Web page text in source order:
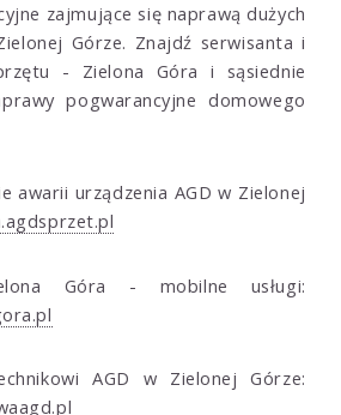
zajmujące się naprawą dużych
Górze. Znajdź serwisanta i
- Zielona Góra i sąsiednie
pogwarancyjne domowego
awarii urządzenia AGD w Zielonej
Góra - mobilne usługi:
AGD w Zielonej Górze: